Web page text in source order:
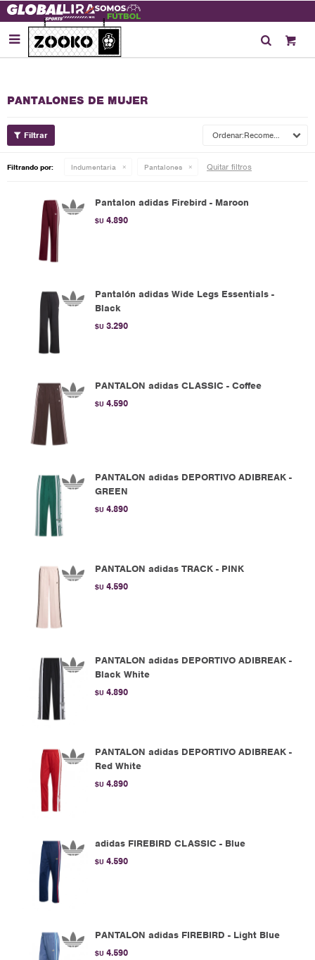

PANTALONES DE MUJER
Recomendados
Filtrando por: Indumentaria Pantalones Quitar filtros
Pantalon adidas Firebird - Maroon
$U 4.890
Pantalón adidas Wide Legs Essentials -
Black
$U 3.290
PANTALON adidas CLASSIC - Coffee
$U 4.590
PANTALON adidas DEPORTIVO ADIBREAK -
GREEN
$U 4.890
PANTALON adidas TRACK - PINK
$U 4.590
PANTALON adidas DEPORTIVO ADIBREAK -
Black White
$U 4.890
PANTALON adidas DEPORTIVO ADIBREAK -
Red White
$U 4.890
adidas FIREBIRD CLASSIC - Blue
$U 4.590
PANTALON adidas FIREBIRD - Light Blue
$U 4.590